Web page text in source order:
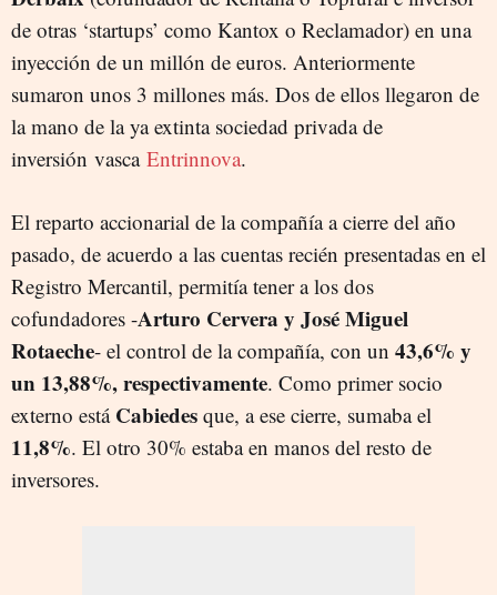
de otras ‘startups’ como Kantox o Reclamador) en una
inyección de un millón de euros. Anteriormente
sumaron unos 3 millones más. Dos de ellos llegaron de
la mano de la ya extinta sociedad privada de
inversión vasca Entrinnova.
El reparto accionarial de la compañía a cierre del año
pasado, de acuerdo a las cuentas recién presentadas en el
Registro Mercantil, permitía tener a los dos
cofundadores -Arturo Cervera y José Miguel
Rotaeche- el control de la compañía, con un 43,6% y
un 13,88%, respectivamente. Como primer socio
externo está Cabiedes que, a ese cierre, sumaba el
11,8%. El otro 30% estaba en manos del resto de
inversores.